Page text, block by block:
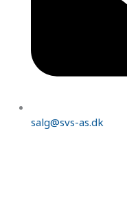
salg@svs-as.dk